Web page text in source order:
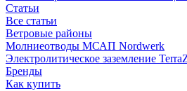
Статьи
Все статьи
Ветровые районы
Молниеотводы МСАП Nordwerk
Электролитическое заземление
Бренды
Как купить